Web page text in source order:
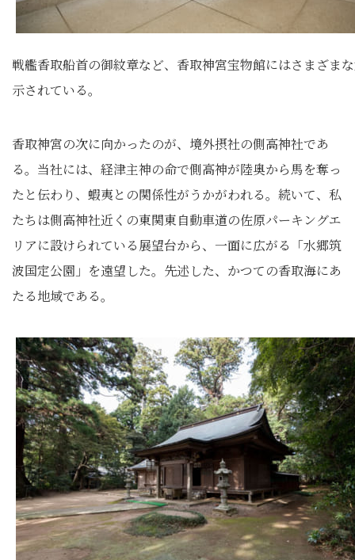
戦艦香取船首の御紋章など、香取神宮宝物館にはさまざま
示されている。
香取神宮の次に向かったのが、境外摂社の側高神社であ
る。当社には、経津主神の命で側高神が陸奥から馬を奪っ
たと伝わり、蝦夷との関係性がうかがわれる。続いて、私
たちは側高神社近くの東関東自動車道の佐原パーキングエ
リアに設けられている展望台から、一面に広がる「水郷筑
波国定公園」を遠望した。先述した、かつての香取海にあ
たる地域である。